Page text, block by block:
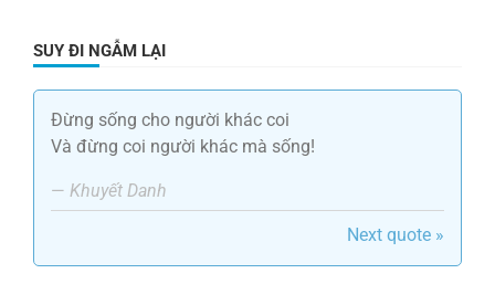
SUY ĐI NGẪM LẠI
Đừng sống cho người khác coi
Và đừng coi người khác mà sống!
— Khuyết Danh
Next quote »